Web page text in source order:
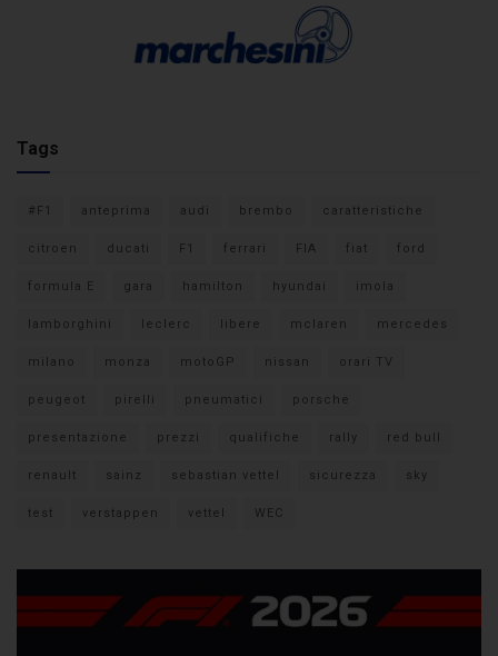
Tags
#F1 anteprima audi brembo caratteristiche
citroen ducati F1 ferrari FIA fiat ford
formula E gara hamilton hyundai imola
lamborghini leclerc libere mclaren mercedes
milano monza motoGP nissan orari TV
peugeot pirelli pneumatici porsche
presentazione prezzi qualifiche rally red bull
renault sainz sebastian vettel sicurezza sky
test verstappen vettel WEC